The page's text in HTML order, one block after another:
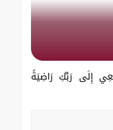
إِلَى رَبِّكِ رَاضِيَةً